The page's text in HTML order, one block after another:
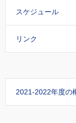
スケジュール
リンク
2021-2022年度の